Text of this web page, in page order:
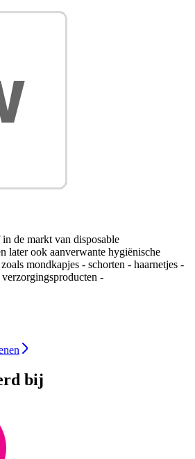
de markt van disposable
later ook aanverwante hygiënische
mondkapjes - schorten - haarnetjes -
-
bij